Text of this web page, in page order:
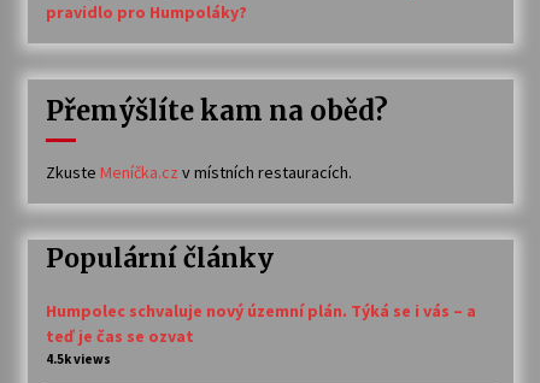
pravidlo pro Humpoláky?
Přemýšlíte kam na oběd?
Zkuste Meníčka.cz v místních restauracích.
Populární články
Humpolec schvaluje nový územní plán. Týká se i vás – a
teď je čas se ozvat
4.5k views